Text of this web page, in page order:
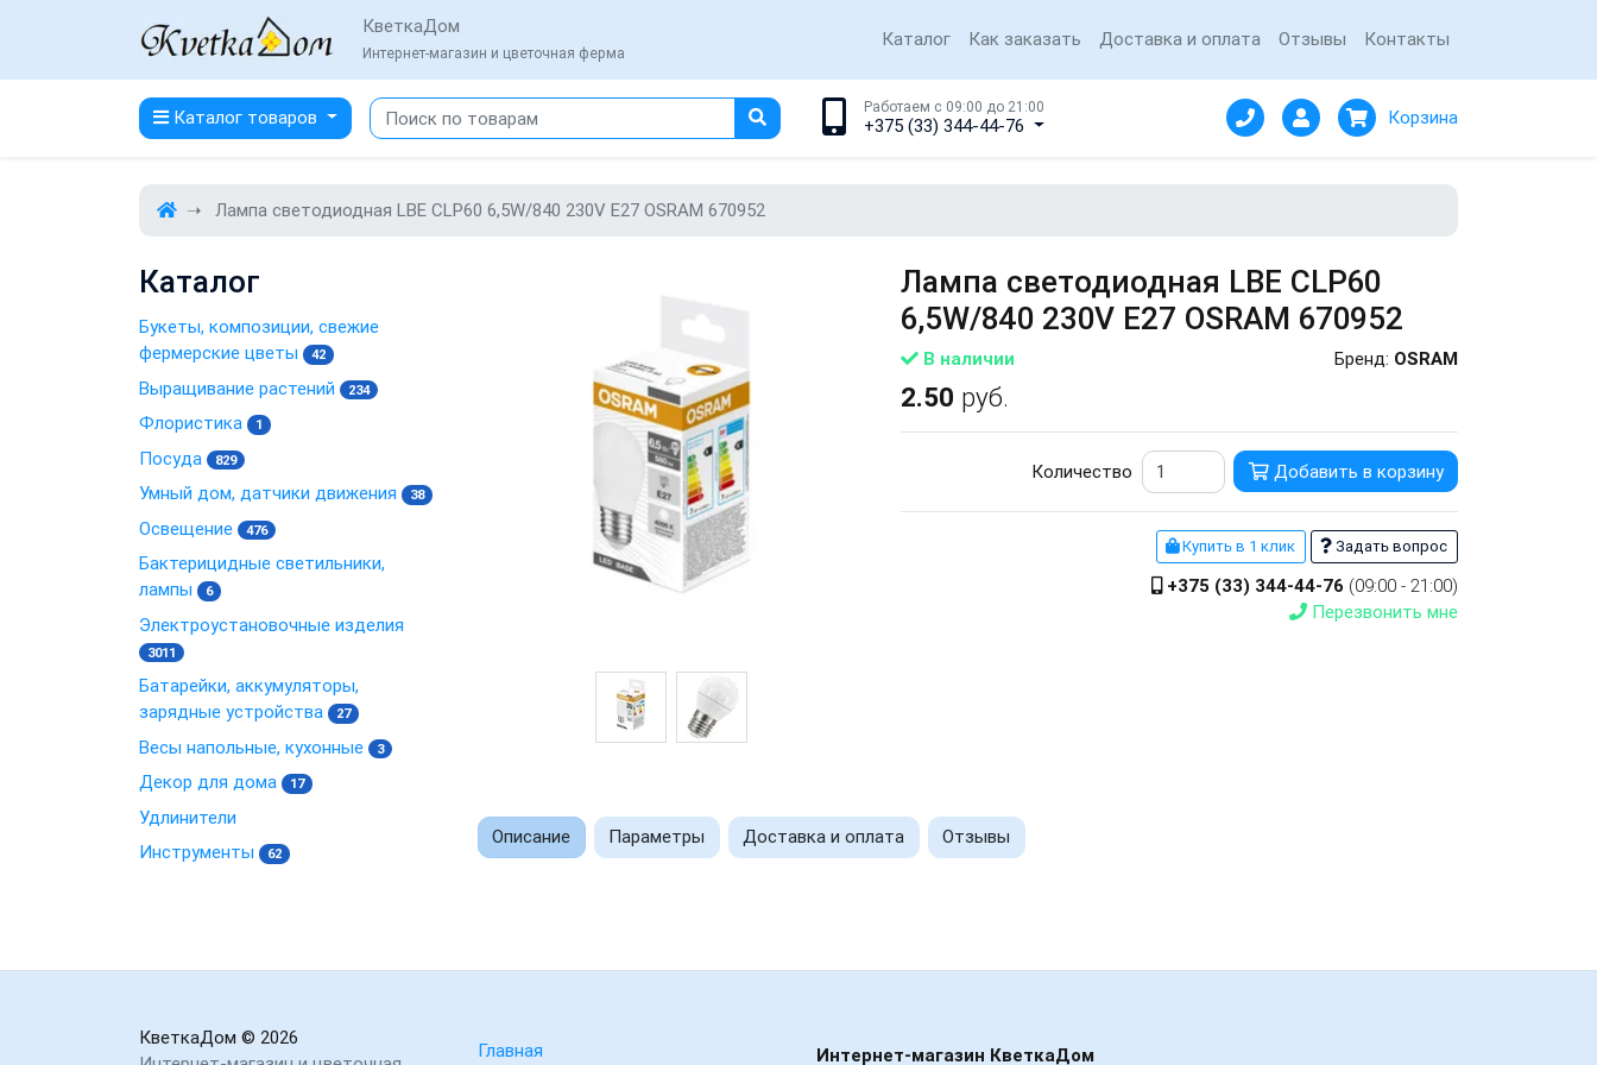
КветкаДом
Интернет-магазин и цветочная ферма
Каталог Как заказать Доставка и оплата Отзывы Контакты
Каталог товаров Работаем с 09:00 до 21:00
+375 (33) 344-44-76 Корзина
Лампа светодиодная LBE CLР60 6,5W/840 230V E27 OSRAM 670952
Лампа светодиодная LBE CLР60
6,5W/840 230V E27 OSRAM 670952
В наличии Бренд: OSRAM
2.50 руб.
Количество Добавить в корзину
Купить в 1 клик Задать вопрос
+375 (33) 344-44-76 (09:00 - 21:00)
Перезвонить мне
Описание Параметры Доставка и оплата Отзывы
Каталог
Букеты, композиции, свежие
фермерские цветы
42
Выращивание растений 234
Флористика 1
Посуда 829
Умный дом, датчики движения 38
Освещение 476
Бактерицидные светильники,
лампы
6
Электроустановочные изделия
3011
Батарейки, аккумуляторы,
зарядные устройства
27
Весы напольные, кухонные 3
Декор для дома 17
Удлинители
Инструменты
62
КветкаДом © 2026
Главная Интернет-магазин КветкаДом